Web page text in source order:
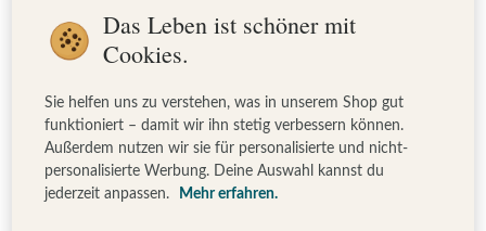
©DGLimages/ iStock
Tante Frida kann Cousine Linda nicht leiden, der
Kumpel des Bräutigams ist der Ex der Trauzeugin?
Vorsicht vor Fettnäpfchen! Bei der Hochzeits-
Das Leben ist schöner mit
Cookies.
Sie helfen uns zu verstehen, was in unserem Shop gut
funktioniert – damit wir ihn stetig verbessern können.
Außerdem nutzen wir sie für personalisierte und nicht-
personalisierte Werbung. Deine Auswahl kannst du
jederzeit anpassen.
Mehr erfahren.